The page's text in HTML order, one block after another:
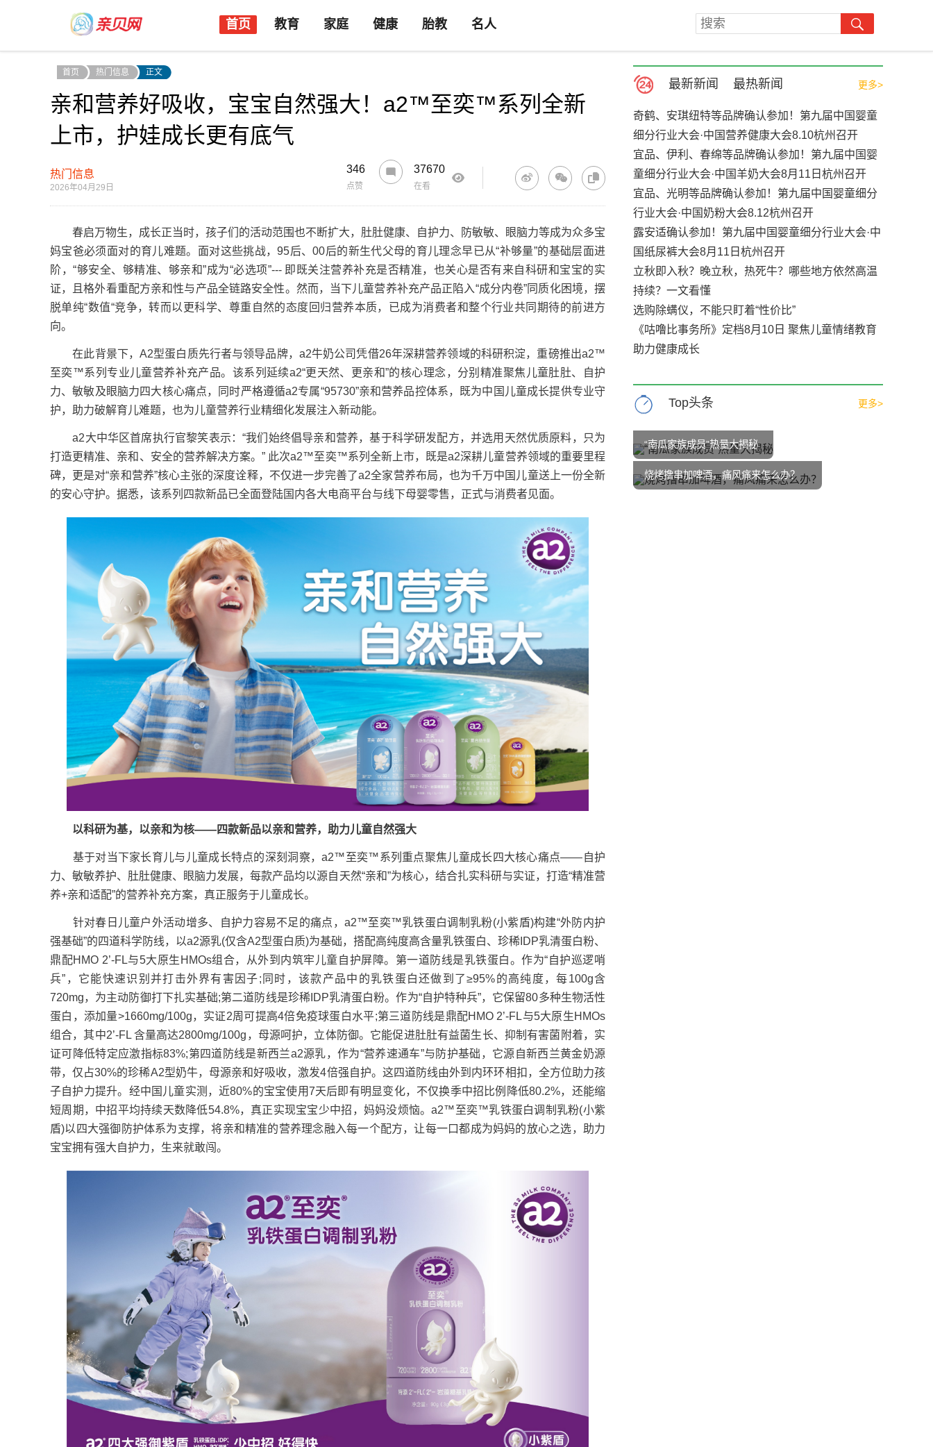
首页 教育 家庭 健康 胎教 名人
首页 热门信息 正文
亲和营养好吸收，宝宝自然强大！a2™至奕™系列全新
上市，护娃成长更有底气
热门信息
2026年04月29日
346
点赞
37670
在看
春启万物生，成长正当时，孩子们的活动范围也不断扩大，肚肚健康、自护力、防敏敏、眼脑力等成为众多宝
妈宝爸必须面对的育儿难题。面对这些挑战，95后、00后的新生代父母的育儿理念早已从“补够量”的基础层面进
阶，“够安全、够精准、够亲和”成为“必选项”--- 即既关注营养补充是否精准，也关心是否有来自科研和宝宝的实
证，且格外看重配方亲和性与产品全链路安全性。然而，当下儿童营养补充产品正陷入“成分内卷”同质化困境，摆
脱单纯“数值“竞争，转而以更科学、尊重自然的态度回归营养本质，已成为消费者和整个行业共同期待的前进方
向。
在此背景下，A2型蛋白质先行者与领导品牌，a2牛奶公司凭借26年深耕营养领域的科研积淀，重磅推出a2™
至奕™系列专业儿童营养补充产品。该系列延续a2“更天然、更亲和”的核心理念，分别精准聚焦儿童肚肚、自护
力、敏敏及眼脑力四大核心痛点，同时严格遵循a2专属“95730”亲和营养品控体系，既为中国儿童成长提供专业守
护，助力破解育儿难题，也为儿童营养行业精细化发展注入新动能。
a2大中华区首席执行官黎笑表示：“我们始终倡导亲和营养，基于科学研发配方，并选用天然优质原料，只为
打造更精准、亲和、安全的营养解决方案。” 此次a2™至奕™系列全新上市，既是a2深耕儿童营养领域的重要里程
碑，更是对“亲和营养”核心主张的深度诠释，不仅进一步完善了a2全家营养布局，也为千万中国儿童送上一份全新
的安心守护。据悉，该系列四款新品已全面登陆国内各大电商平台与线下母婴零售，正式与消费者见面。
以科研为基，以亲和为核——四款新品以亲和营养，助力儿童自然强大
基于对当下家长育儿与儿童成长特点的深刻洞察，a2™至奕™系列重点聚焦儿童成长四大核心痛点——自护
力、敏敏养护、肚肚健康、眼脑力发展，每款产品均以源自天然“亲和”为核心，结合扎实科研与实证，打造“精准营
养+亲和适配”的营养补充方案，真正服务于儿童成长。
针对春日儿童户外活动增多、自护力容易不足的痛点，a2™至奕™乳铁蛋白调制乳粉(小紫盾)构建“外防内护
强基础”的四道科学防线，以a2源乳(仅含A2型蛋白质)为基础，搭配高纯度高含量乳铁蛋白、珍稀IDP乳清蛋白粉、
鼎配HMO 2’-FL与5大原生HMOs组合，从外到内筑牢儿童自护屏障。第一道防线是乳铁蛋白。作为“自护巡逻哨
兵”，它能快速识别并打击外界有害因子;同时，该款产品中的乳铁蛋白还做到了≥95%的高纯度，每100g含
720mg，为主动防御打下扎实基础;第二道防线是珍稀IDP乳清蛋白粉。作为“自护特种兵”，它保留80多种生物活性
蛋白，添加量>1660mg/100g，实证2周可提高4倍免疫球蛋白水平;第三道防线是鼎配HMO 2’-FL与5大原生HMOs
组合，其中2’-FL 含量高达2800mg/100g，母源呵护，立体防御。它能促进肚肚有益菌生长、抑制有害菌附着，实
证可降低特定应激指标83%;第四道防线是新西兰a2源乳，作为“营养速通车”与防护基础，它源自新西兰黄金奶源
带，仅占30%的珍稀A2型奶牛，母源亲和好吸收，激发4倍强自护。这四道防线由外到内环环相扣，全方位助力孩
子自护力提升。经中国儿童实测，近80%的宝宝使用7天后即有明显变化，不仅换季中招比例降低80.2%，还能缩
短周期，中招平均持续天数降低54.8%，真正实现宝宝少中招，妈妈没烦恼。a2™至奕™乳铁蛋白调制乳粉(小紫
盾)以四大强御防护体系为支撑，将亲和精准的营养理念融入每一个配方，让每一口都成为妈妈的放心之选，助力
宝宝拥有强大自护力，生来就敢闯。
最新新闻 最热新闻 更多>
奇鹤、安琪纽特等品牌确认参加！第九届中国婴童
细分行业大会·中国营养健康大会8.10杭州召开
宜品、伊利、春绵等品牌确认参加！第九届中国婴
童细分行业大会·中国羊奶大会8月11日杭州召开
宜品、光明等品牌确认参加！第九届中国婴童细分
行业大会·中国奶粉大会8.12杭州召开
露安适确认参加！第九届中国婴童细分行业大会·中
国纸尿裤大会8月11日杭州召开
立秋即入秋？晚立秋，热死牛？哪些地方依然高温
持续？一文看懂
选购除螨仪，不能只盯着“性价比”
《咕噜比事务所》定档8月10日 聚焦儿童情绪教育
助力健康成长
Top头条 更多>
“南瓜家族成员”热量大揭秘
烧烤撸串加啤酒，痛风痛来怎么办？